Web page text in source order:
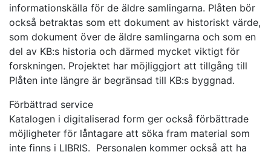
informationskälla för de äldre samlingarna. Plåten bör
också betraktas som ett dokument av historiskt värde,
som dokument över de äldre samlingarna och som en
del av KB:s historia och därmed mycket viktigt för
forskningen. Projektet har möjliggjort att tillgång till
Plåten inte längre är begränsad till KB:s byggnad.
Förbättrad service
Katalogen i digitaliserad form ger också förbättrade
möjligheter för låntagare att söka fram material som
inte finns i LIBRIS. Personalen kommer också att ha